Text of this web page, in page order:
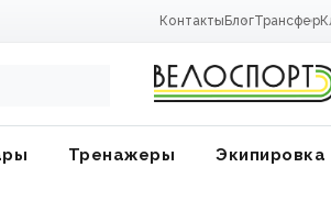
Контакты БлогТрансфер
Тренажеры Экипировка